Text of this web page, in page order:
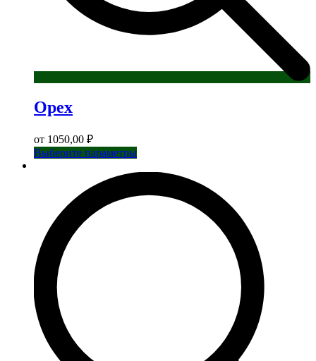
Орех
от 1050,00 ₽
Выберите параметрыЭтот
вариаций.